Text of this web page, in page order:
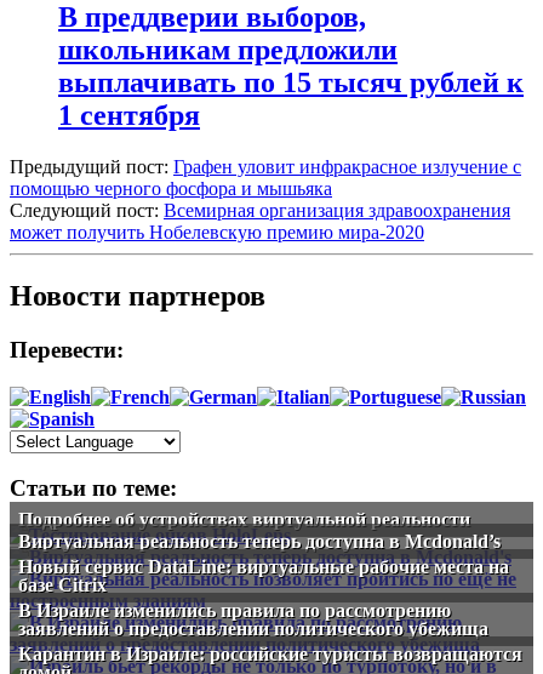
В преддверии выборов,
школьникам предложили
выплачивать по 15 тысяч рублей к
1 сентября
Предыдущий пост: Графен уловит инфракрасное излучение с
помощью черного фосфора и мышьяка
Следующий пост: Всемирная организация здравоохранения
может получить Нобелевскую премию мира-2020
Новости партнеров
Перевести:
Статьи по теме:
Подробнее об устройствах виртуальной реальности
Виртуальная реальность теперь доступна в Mcdonald’s
Новый сервис DataLine: виртуальные рабочие места на
базе Citrix
В Израиле изменились правила по рассмотрению
заявлений о предоставлении политического убежища
Карантин в Израиле: российские туристы возвращаются